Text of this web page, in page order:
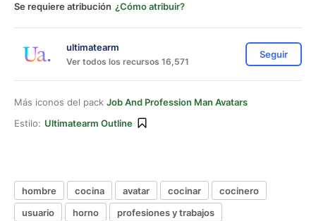
Se requiere atribución ¿Cómo atribuir?
ultimatearm
Ver todos los recursos 16,571
Seguir
Más iconos del pack Job And Profession Man Avatars
Estilo: Ultimatearm Outline
hombre cocina avatar cocinar
cocinero
usuario
horno profesiones y trabajos